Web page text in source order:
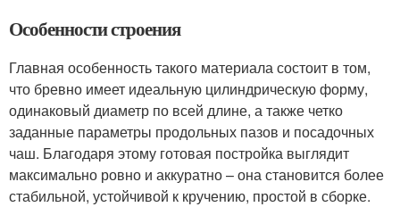
Особенности строения
Главная особенность такого материала состоит в том,
что бревно имеет идеальную цилиндрическую форму,
одинаковый диаметр по всей длине, а также четко
заданные параметры продольных пазов и посадочных
чаш. Благодаря этому готовая постройка выглядит
максимально ровно и аккуратно – она становится более
стабильной, устойчивой к кручению, простой в сборке.